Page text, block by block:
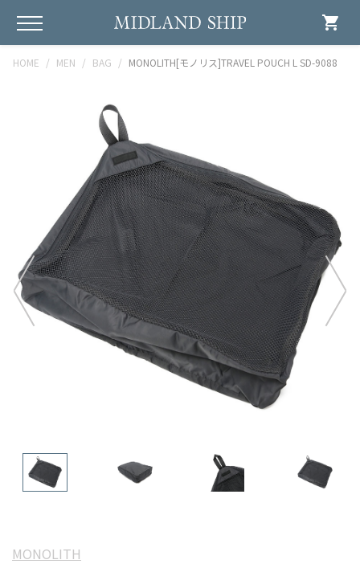
shopping_cart
HOME MEN BAG MONOLITH[モノリス]TRAVEL POUCH L SD-9088
MONOLITH